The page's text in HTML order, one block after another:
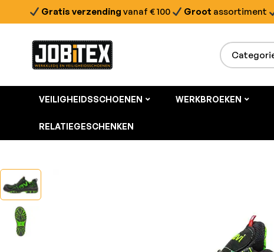
Gratis verzending vanaf € 100 Groot assortiment
VEILIGHEIDSSCHOENEN WERKBROEKEN
RELATIEGESCHENKEN